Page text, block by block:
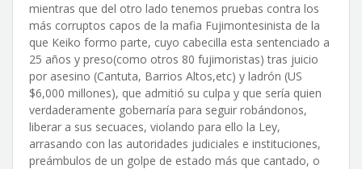
mientras que del otro lado tenemos pruebas contra los
más corruptos capos de la mafia Fujimontesinista de la
que Keiko formo parte, cuyo cabecilla esta sentenciado a
25 años y preso(como otros 80 fujimoristas) tras juicio
por asesino (Cantuta, Barrios Altos,etc) y ladrón (US
$6,000 millones), que admitió su culpa y que sería quien
verdaderamente gobernaría para seguir robándonos,
liberar a sus secuaces, violando para ello la Ley,
arrasando con las autoridades judiciales e instituciones,
preámbulos de un golpe de estado más que cantado, o